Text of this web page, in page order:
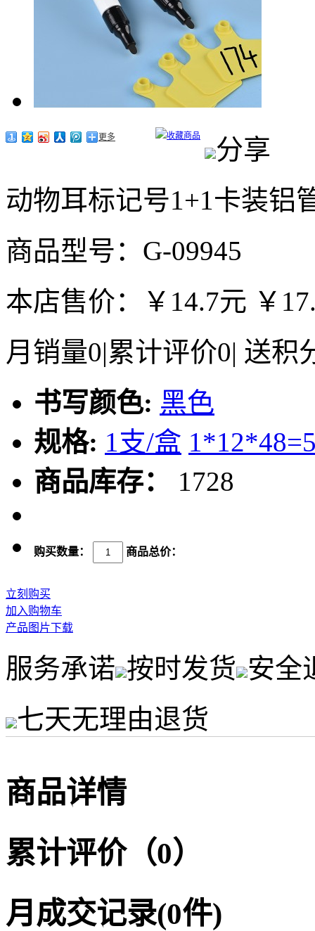
分享
更多 收藏商品
动物耳标记号1+1卡装铝
商品型号：G-09945
本店售价：
￥14.7元 ￥
月销量0|累计评价0| 送积
书写颜色: 黑色
规格: 1支/盒
商品库存：
1728
购买数量： 商品总价：
立刻购买
加入购物车
产品图片下载
服务承诺 按时发货 安全
七天无理由退货
商品详情
累计评价（0）
月成交记录(0件)